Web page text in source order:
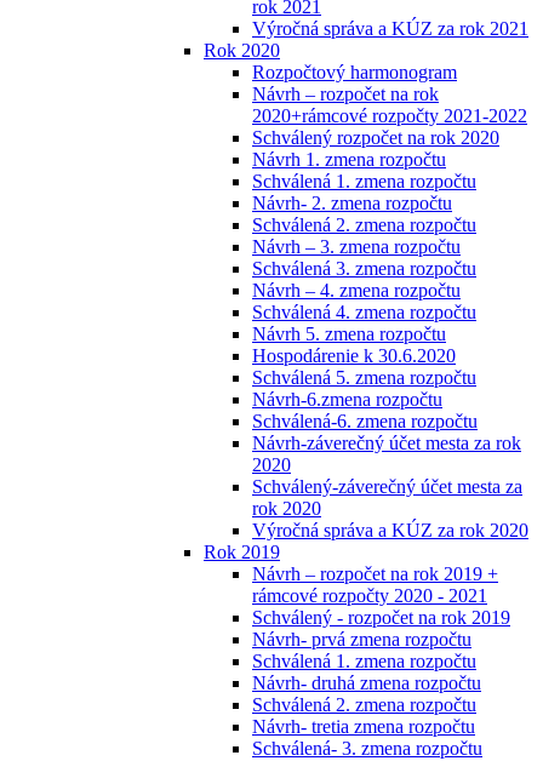
rok 2021
Výročná správa a KÚZ za rok 2021
Rok 2020
Rozpočtový harmonogram
Návrh – rozpočet na rok
2020+rámcové rozpočty 2021-2022
Schválený rozpočet na rok 2020
Návrh 1. zmena rozpočtu
Schválená 1. zmena rozpočtu
Návrh- 2. zmena rozpočtu
Schválená 2. zmena rozpočtu
Návrh – 3. zmena rozpočtu
Schválená 3. zmena rozpočtu
Návrh – 4. zmena rozpočtu
Schválená 4. zmena rozpočtu
Návrh 5. zmena rozpočtu
Hospodárenie k 30.6.2020
Schválená 5. zmena rozpočtu
Návrh-6.zmena rozpočtu
Schválená-6. zmena rozpočtu
Návrh-záverečný účet mesta za rok
2020
Schválený-záverečný účet mesta za
rok 2020
Výročná správa a KÚZ za rok 2020
Rok 2019
Návrh – rozpočet na rok 2019 +
rámcové rozpočty 2020 - 2021
Schválený - rozpočet na rok 2019
Návrh- prvá zmena rozpočtu
Schválená 1. zmena rozpočtu
Návrh- druhá zmena rozpočtu
Schválená 2. zmena rozpočtu
Návrh- tretia zmena rozpočtu
Schválená- 3. zmena rozpočtu